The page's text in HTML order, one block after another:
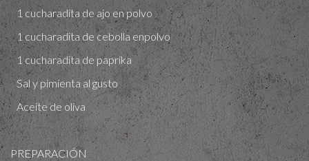
1 cucharadita de ajo en polvo
1 cucharadita de cebolla enpolvo
1 cucharadita de paprika
Sal y pimienta al gusto
Aceite de oliva
PREPARACIÓN